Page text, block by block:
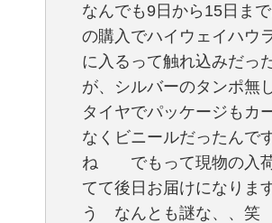
なんでも9日から15日ま
の購入でハイウェイハウ
に入るって触れ込みだっ
が、シルバーのタンポ無
タイヤでパッケージもカ
なくビニールだったんで
ね でもって現物の入
てて後日お届けになりま
う なんとも謎な、、笑